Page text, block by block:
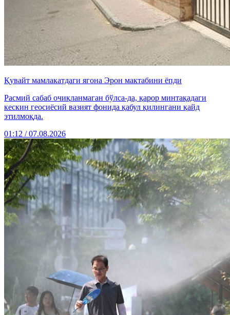
Қувайт мамлакатдаги ягона Эрон мактабини ёпди
Расмий сабаб очиқланмаган бўлса-да, қарор минтақадаги
кескин геосиёсий вазият фонида қабул қилингани қайд
этилмоқда.
01:12 / 07.08.2026